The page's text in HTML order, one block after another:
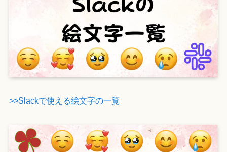
>>Slackで使える絵文字の一覧